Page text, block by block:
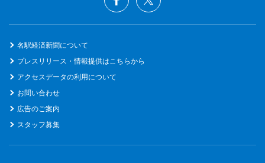
名駅経済新聞について
プレスリリース・情報提供はこちらから
アクセスデータの利用について
お問い合わせ
広告のご案内
スタッフ募集